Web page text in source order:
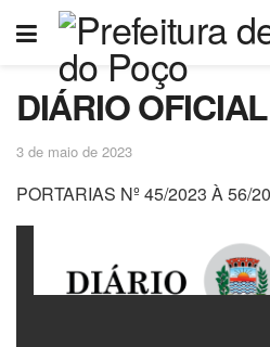
DIÁRIO
3 de maio de 2023
PORTARIAS Nº 45/2023 À 56/